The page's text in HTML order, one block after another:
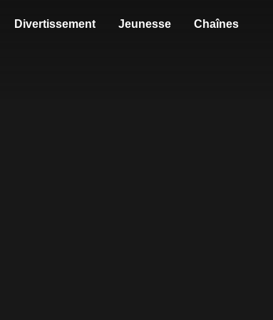
Divertissement Jeunesse Chaînes